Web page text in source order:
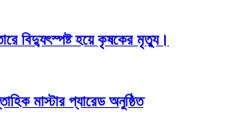
বিদ্যুৎস্পষ্ট হয়ে কৃষকের মৃত্যু।
মাস্টার প্যারেড অনুষ্ঠিত